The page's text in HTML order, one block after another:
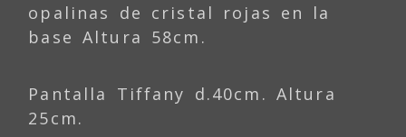
opalinas de cristal rojas en la
base Altura 58cm.
Pantalla Tiffany d.40cm. Altura
25cm.